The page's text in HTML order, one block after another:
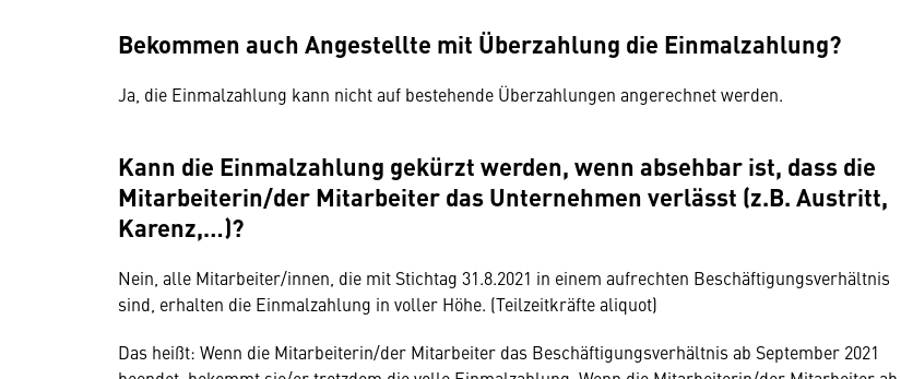
Bekommen auch Angestellte mit Überzahlung die Einmalzahlung?
Ja, die Einmalzahlung kann nicht auf bestehende Überzahlungen angerechnet werden.
Kann die Einmalzahlung gekürzt werden, wenn absehbar ist, dass die
Mitarbeiterin/der Mitarbeiter das Unternehmen verlässt (z.B. Austritt,
Karenz,…)?
Nein, alle Mitarbeiter/innen, die mit Stichtag 31.8.2021 in einem aufrechten Beschäftigungsverhältnis
sind, erhalten die Einmalzahlung in voller Höhe. (Teilzeitkräfte aliquot)
Das heißt: Wenn die Mitarbeiterin/der Mitarbeiter das Beschäftigungsverhältnis ab September 2021